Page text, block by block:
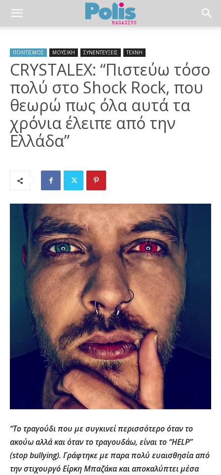
ΠΟΛΙΤΙΣΜΟΣ ΜΟΥΣΙΚΗ ΣΥΝΕΝΤΕΥΞΕΙΣ ΤΕΧΝΗ
CRYSTALEX: “Πιστεύω τόσο
πολύ στο Shock Rock, που
θεωρώ πως όλα αυτά τα
χρόνια έλειπε από την
Ελλάδα”
“Το τραγούδι που με συγκινεί περισσότερο όταν το
ακούω αλλά και όταν το τραγουδάω, είναι το “HELP”
(stop bullying). Γράφτηκε με παρα πολύ ευαισθησία από
την στιχουργό Είρκη Μπαζάκα και αποκαλύπτει μέσα